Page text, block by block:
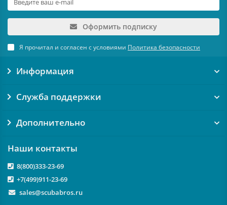
Оформить подписку
Я прочитал и согласен с условиями Политика безопасности
Информация
Служба поддержки
Дополнительно
Наши контакты
8(800)333-23-69
+7(499)911-23-69
sales@scubabros.ru